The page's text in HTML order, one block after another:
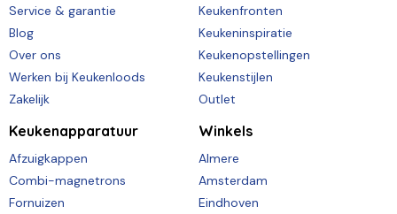
Service & garantie
Blog
Over ons
Werken bij Keukenloods
Zakelijk
Keukenfronten
Keukeninspiratie
Keukenopstellingen
Keukenstijlen
Outlet
Keukenapparatuur
Afzuigkappen
Combi-magnetrons
Fornuizen
Winkels
Almere
Amsterdam
Eindhoven